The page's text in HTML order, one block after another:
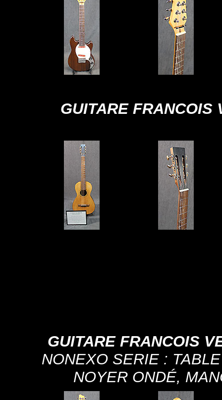
GUITARE FRANCOIS
GUITARE FRANCOIS
NONEXO SERIE :
NOYER ONDÉ,